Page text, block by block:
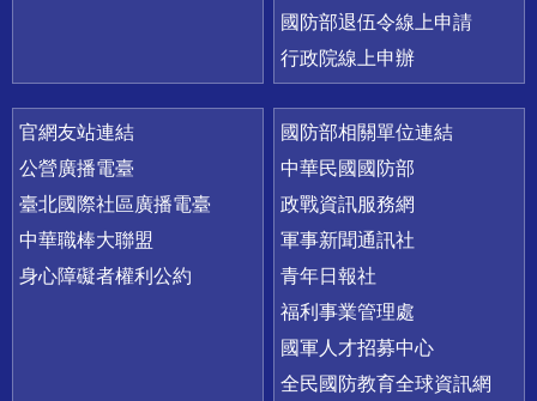
國防部退伍令線上申請
行政院線上申辦
官網友站連結
公營廣播電臺
臺北國際社區廣播電臺
中華職棒大聯盟
身心障礙者權利公約
國防部相關單位連結
中華民國國防部
政戰資訊服務網
軍事新聞通訊社
青年日報社
福利事業管理處
國軍人才招募中心
全民國防教育全球資訊網